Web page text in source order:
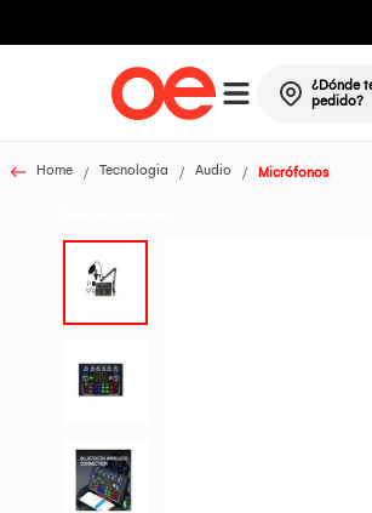
¿Dónde
pedido?
Home Tecnologia Audio Micrófonos